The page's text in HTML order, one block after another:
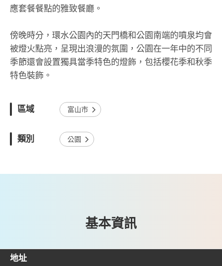
應套餐餐點的雅致餐廳。
傍晚時分，環水公園內的天門橋和公園南端的噴泉均會
被燈火點亮，呈現出浪漫的氛圍，公園在一年中的不同
季節還會設置獨具當季特色的燈飾，包括櫻花季和秋季
特色裝飾。
區域 富山市
類別 公園
基本資訊
地址